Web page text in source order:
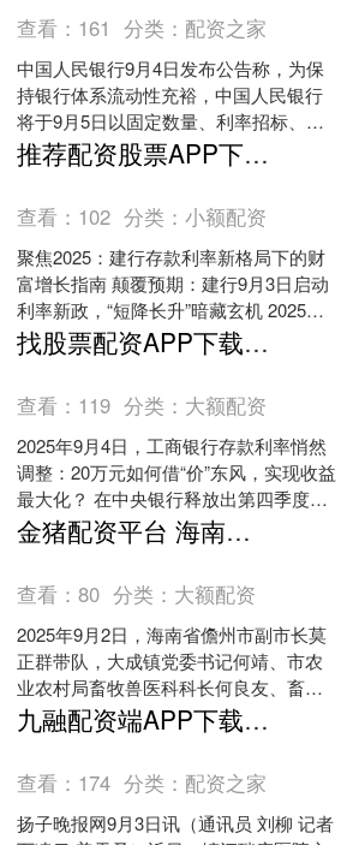
查看： 161 分类： 配资之家
中国人民银行9月4日发布公告称，为保
持银行体系流动性充裕，中国人民银行
将于9月5日以固定数量、利率招标、多
重价位中标方式开展10000亿元买断式逆
回购操作，期限....
推荐配资股票APP下载 建设银行9月存款利率攻略：10万元这样存，利息多赚1560元！
查看： 102 分类：小额配资
聚焦2025：建行存款利率新格局下的财
富增长指南 颠覆预期：建行9月3日启动
利率新政，“短降长升”暗藏玄机 2025年9
月3日，中国建设银行（以下简称“建
行”）....
找股票配资APP下载 工商银行银行存款利率调整：9月4日，全新存款利率利息表来了！
查看： 119 分类： 大额配资
2025年9月4日，工商银行存款利率悄然
调整：20万元如何借“价”东风，实现收益
最大化？ 在中央银行释放出第四季度可
能降息的信号下，2025年9月4日，工商
银行....
金猪配资平台 海南儋州鸡产业园建设获市政府高度重视 全产业链发展助力乡村振兴
查看：80 分类： 大额配资
2025年9月2日，海南省儋州市副市长莫
正群带队，大成镇党委书记何靖、市农
业农村局畜牧兽医科科长何良友、畜牧
兽医科二级主任科员张宪文以及儋州市
国家现代农业产业园....
九融配资端APP下载 突破技术难题！镇江瑞康医院成功完成双分支支架主动脉植入术
查看： 174 分类： 配资之家
扬子晚报网9月3日讯（通讯员 刘柳 记者